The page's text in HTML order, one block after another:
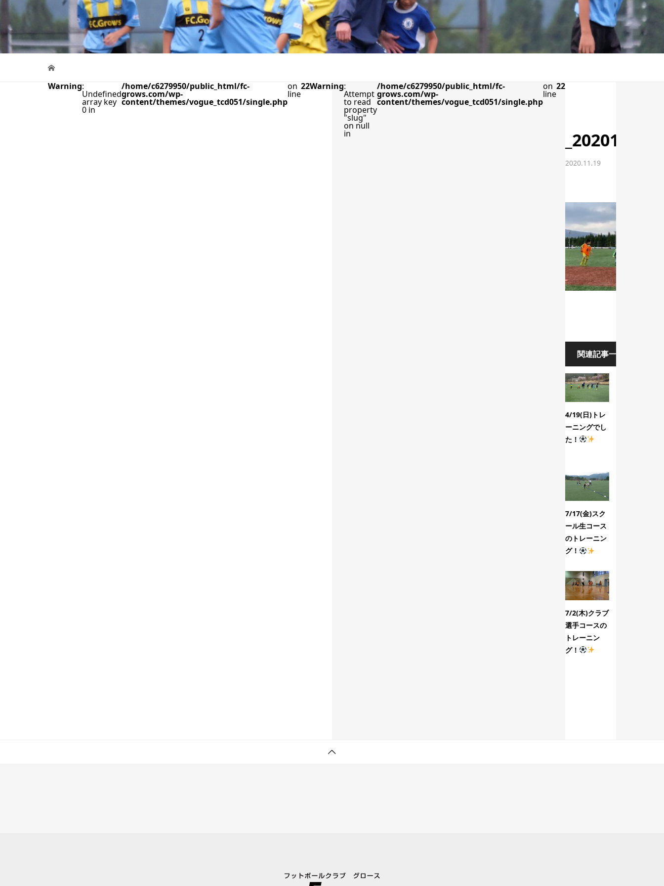
Warning:
Undefined
array key
0 in
/home/c6279950/public_html/fc-
grows.com/wp-
content/themes/vogue_tcd051/single.php
on
line
22Warning:
Attempt
to read
property
"slug"
on null
in
/home/c6279950/public_html/fc-
grows.com/wp-
content/themes/vogue_tcd051/single.php
on
line
22
2020.11.19
関連記事一覧
4/19(日)トレ
ーニングでし
た！
7/17(金)スク
ール生コース
のトレーニン
グ！
7/2(木)クラブ
選手コースの
トレーニン
グ！